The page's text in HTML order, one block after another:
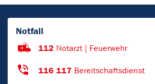
Notfall
112 Notarzt | Feuerwehr
116 117 Bereitschaftsdienst